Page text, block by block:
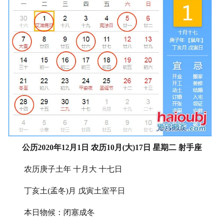
公历2020年12月1日 农历10月(大)17日 星期二 射手座
农历庚子土年 十月大 十七日
丁亥土(孟冬)月 戊寅土室平日
本日物候：闭塞成冬